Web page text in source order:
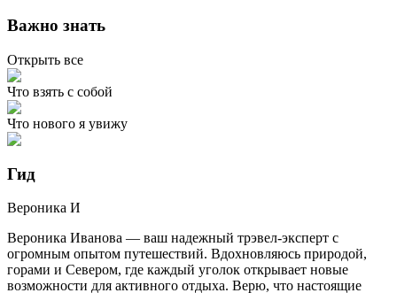
Важно знать
Открыть все
Что взять с собой
Что нового я увижу
Гид
Вероника И
Вероника Иванова — ваш надежный трэвел-эксперт с
огромным опытом путешествий. Вдохновляюсь природой,
горами и Севером, где каждый уголок открывает новые
возможности для активного отдыха. Верю, что настоящие